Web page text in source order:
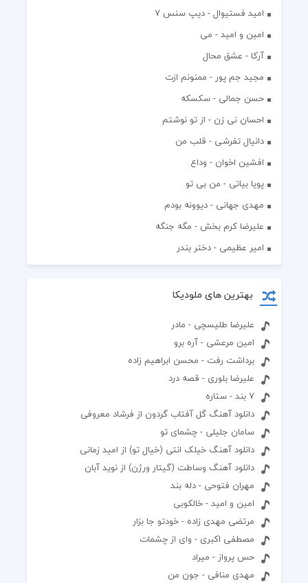
اميد فستيوال - ديپ سنس ۷
امین و امید - می
آرکا - عشق محال
مجید جم پور - ممنونم ازت
حسن جمالی - سکسکه
احسان نی زن - از تو نوشتم
دانیال تفرشی - قلب من
افشين اخوان - وداع
پویا بیاتی - من بی تو
مهدی جهانی - دیوونه بودم
علیرضا کرم بخش - مگه جنگه
امیر عظیمی - دختر بندر
بهترین های ملودیکا
علیرضا طلیسچی - مادر
امین مرعشی - آره برو
برداشت رفت - محسن ابراهیم زاده
علیرضا بلوری - قصه درد
7 بند - ستاره
دانلود آهنگ گل آفتاب گردون از فرشاد معروفی
سامان جلیلی - چشمای تو
دانلود آهنگ خیلک انتی (خیال تو) از امید زمانی
دانلود آهنگ وساطت (گیتار ورژن) از نوید آبان
مهران فتوحی - دله بند
امین و امید - خالکوبی
مرتضی مهدی زاده - خودتو جا بزار
مصطفی اکبری - وای از چشمات
حس پرواز - میراد
مهدی منافی - جون من